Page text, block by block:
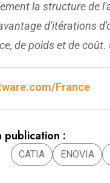
la structure de
d'itérations
de poids et de coût.
France
publication :
CATIA ENOVIA